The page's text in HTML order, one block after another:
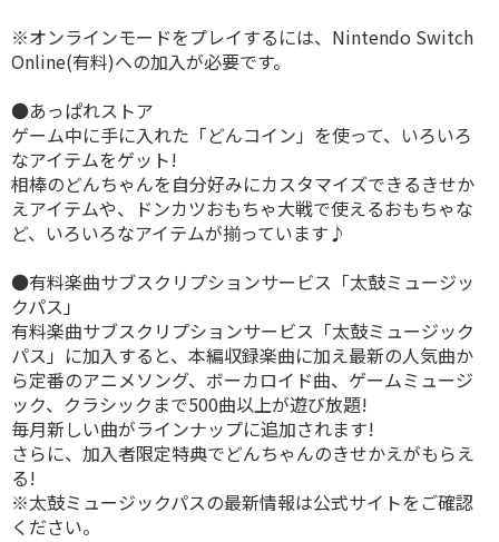
※オンラインモードをプレイするには、Nintendo Switch
Online(有料)への加入が必要です。
●あっぱれストア
ゲーム中に手に入れた「どんコイン」を使って、いろいろ
なアイテムをゲット!
相棒のどんちゃんを自分好みにカスタマイズできるきせか
えアイテムや、ドンカツおもちゃ大戦で使えるおもちゃな
ど、いろいろなアイテムが揃っています♪
●有料楽曲サブスクリプションサービス「太鼓ミュージッ
クパス」
有料楽曲サブスクリプションサービス「太鼓ミュージック
パス」に加入すると、本編収録楽曲に加え最新の人気曲か
ら定番のアニメソング、ボーカロイド曲、ゲームミュージ
ック、クラシックまで500曲以上が遊び放題!
毎月新しい曲がラインナップに追加されます!
さらに、加入者限定特典でどんちゃんのきせかえがもらえ
る!
※太鼓ミュージックパスの最新情報は公式サイトをご確認
ください。